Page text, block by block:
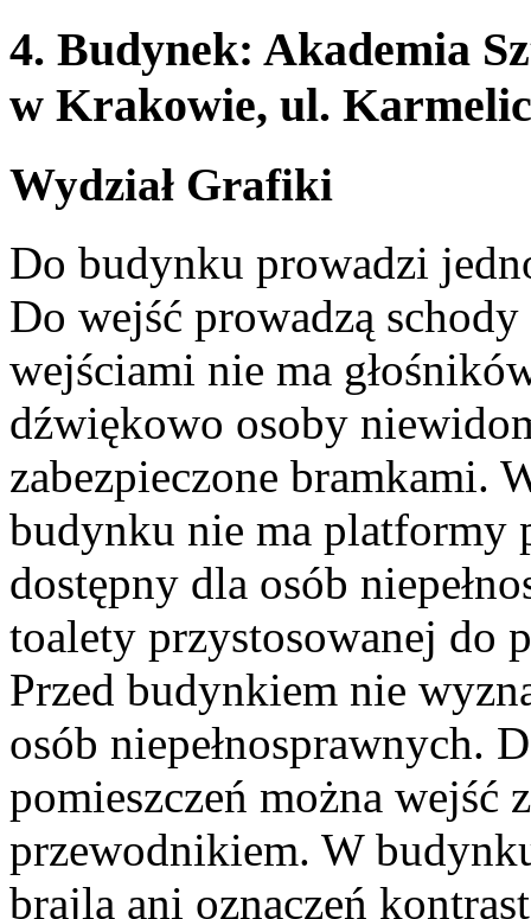
4. Budynek: Akademia
w Krakowie, ul.
Wydział Grafiki
Do budynku prowadzi
Do wejść prowadzą
wejściami nie ma
dźwiękowo osoby
zabezpieczone bramkami.
budynku nie ma platformy
dostępny dla osób
toalety przystosowanej do
Przed budynkiem nie
osób niepełnosprawnych.
pomieszczeń można wejść
przewodnikiem. W
brajla ani oznaczeń